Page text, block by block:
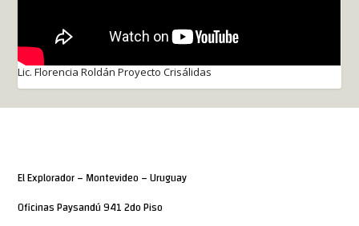
Lic. Florencia Roldán Proyecto Crisálidas
El Explorador – Montevideo – Uruguay
Oficinas Paysandú 941 2do Piso